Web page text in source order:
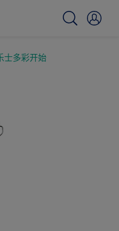
士多彩开始